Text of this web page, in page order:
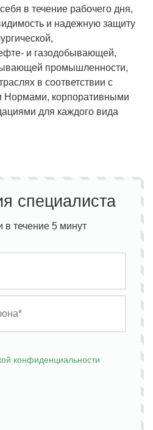
в течение рабочего дня,
и надежную защиту
и газодобывающей,
промышленности,
в соответствии с
корпоративными
для каждого вида
специалиста
течение 5 минут
конфиденциальности